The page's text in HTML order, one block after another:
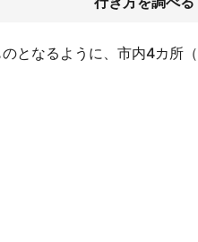
となるように、市内4カ所